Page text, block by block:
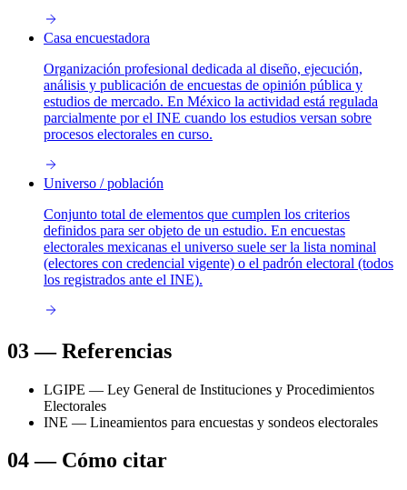
Casa encuestadora
Organización profesional dedicada al diseño, ejecución,
análisis y publicación de encuestas de opinión pública y
estudios de mercado. En México la actividad está regulada
parcialmente por el INE cuando los estudios versan sobre
procesos electorales en curso.
Universo / población
Conjunto total de elementos que cumplen los criterios
definidos para ser objeto de un estudio. En encuestas
electorales mexicanas el universo suele ser la lista nominal
(electores con credencial vigente) o el padrón electoral (todos
los registrados ante el INE).
03 — Referencias
LGIPE — Ley General de Instituciones y Procedimientos
Electorales
INE — Lineamientos para encuestas y sondeos electorales
04 — Cómo citar